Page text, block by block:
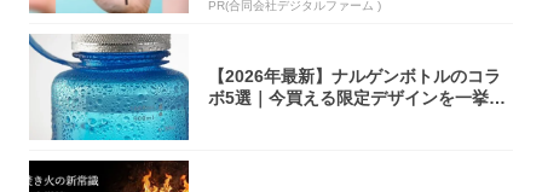
PR(合同会社デジタルファーム )
【2026年最新】ナルゲンボトルのコラ
ボ5選｜今買える限定デザインを一挙紹